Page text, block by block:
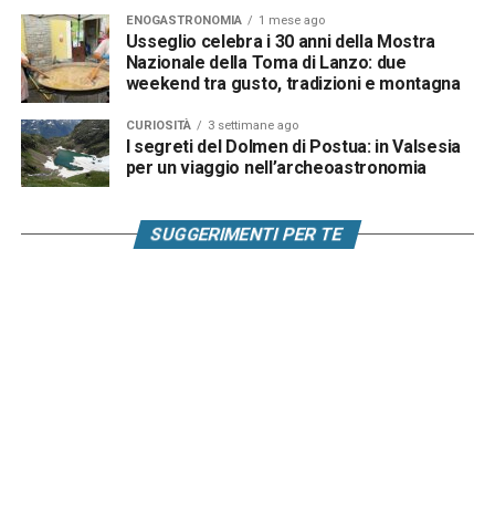
ENOGASTRONOMIA 1 mese ago
Usseglio celebra i 30 anni della Mostra
Nazionale della Toma di Lanzo: due
weekend tra gusto, tradizioni e montagna
CURIOSITÀ 3 settimane ago
I segreti del Dolmen di Postua: in Valsesia
per un viaggio nell’archeoastronomia
SUGGERIMENTI PER TE